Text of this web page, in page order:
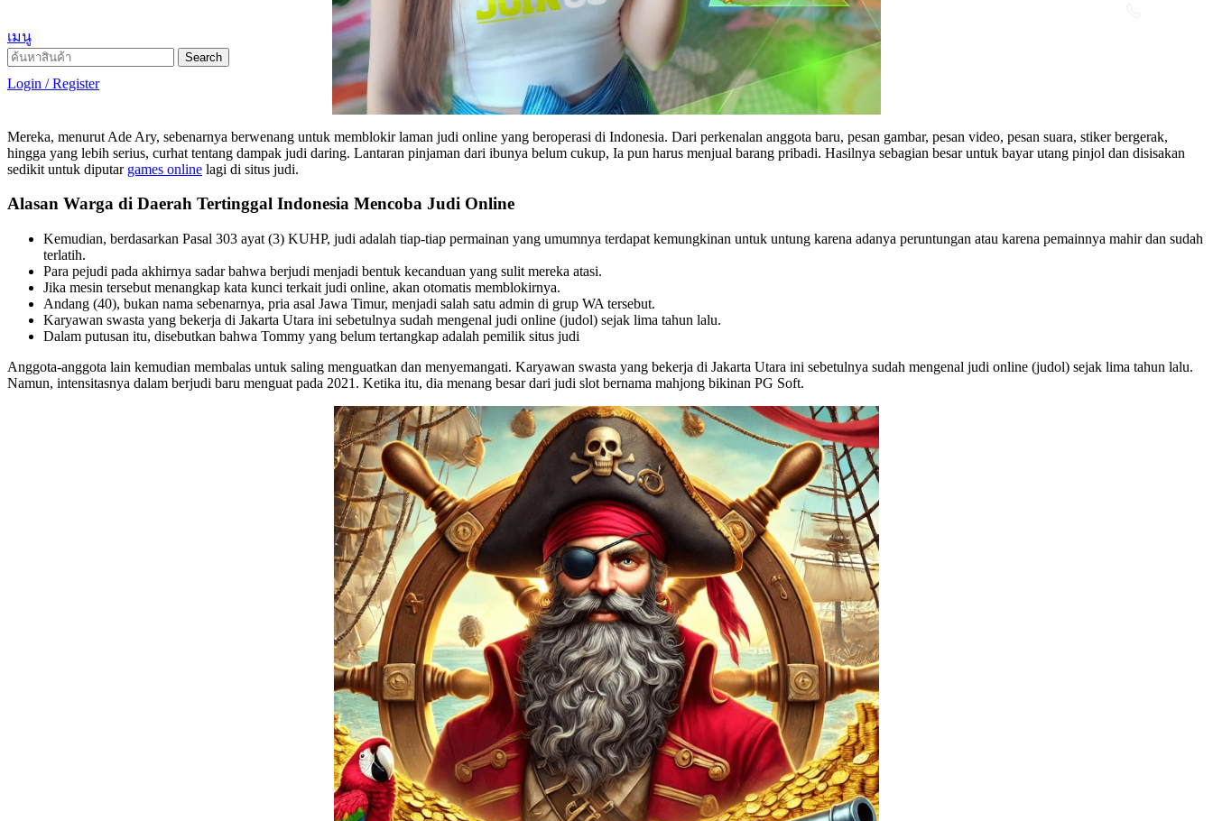
เมนู
Search
Login / Register
Mereka, menurut Ade Ary, sebenarnya berwenang untuk memblokir laman judi online yang beroperasi di Indonesia. Dari perkenalan anggota baru, pesan gambar, pesan video, pesan suara, stiker bergerak,
hingga yang lebih serius, curhat tentang dampak judi daring. Lantaran pinjaman dari ibunya belum cukup, Ia pun harus menjual barang pribadi. Hasilnya sebagian besar untuk bayar utang pinjol dan disisakan
sedikit untuk diputar games online lagi di situs judi.
Alasan Warga di Daerah Tertinggal Indonesia Mencoba Judi Online
Kemudian, berdasarkan Pasal 303 ayat (3) KUHP, judi adalah tiap-tiap permainan yang umumnya terdapat kemungkinan untuk untung karena adanya peruntungan atau karena pemainnya mahir dan sudah
terlatih.
Para pejudi pada akhirnya sadar bahwa berjudi menjadi bentuk kecanduan yang sulit mereka atasi.
Jika mesin tersebut menangkap kata kunci terkait judi online, akan otomatis memblokirnya.
Andang (40), bukan nama sebenarnya, pria asal Jawa Timur, menjadi salah satu admin di grup WA tersebut.
Karyawan swasta yang bekerja di Jakarta Utara ini sebetulnya sudah mengenal judi online (judol) sejak lima tahun lalu.
Dalam putusan itu, disebutkan bahwa Tommy yang belum tertangkap adalah pemilik situs judi
Anggota-anggota lain kemudian membalas untuk saling menguatkan dan menyemangati. Karyawan swasta yang bekerja di Jakarta Utara ini sebetulnya sudah mengenal judi online (judol) sejak lima tahun lalu.
Namun, intensitasnya dalam berjudi baru menguat pada 2021. Ketika itu, dia menang besar dari judi slot bernama mahjong bikinan PG Soft.